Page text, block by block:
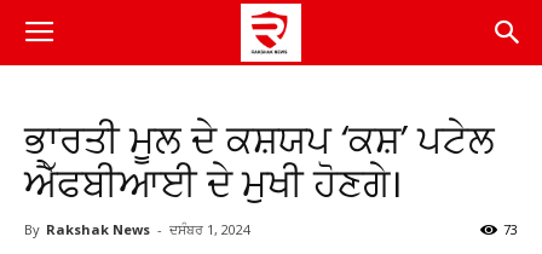
ਭਾਰਤੀ ਮੂਲ ਦੇ ਕਸ਼ਯਪ ‘ਕਸ਼’ ਪਟੇਲ
ਐੱਫਬੀਆਈ ਦੇ ਮੁਖੀ ਹੋਣਗੇ।
By Rakshak News - ਦਸੰਬਰ 1, 2024 73